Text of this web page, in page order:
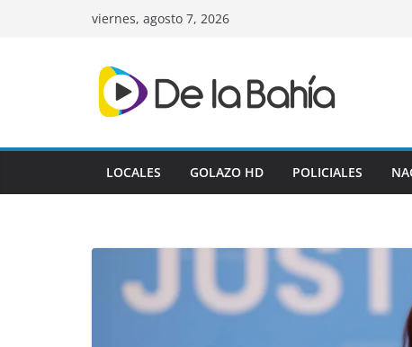
viernes, agosto 7, 2026
LOCALES GOLAZO HD POLICIALES